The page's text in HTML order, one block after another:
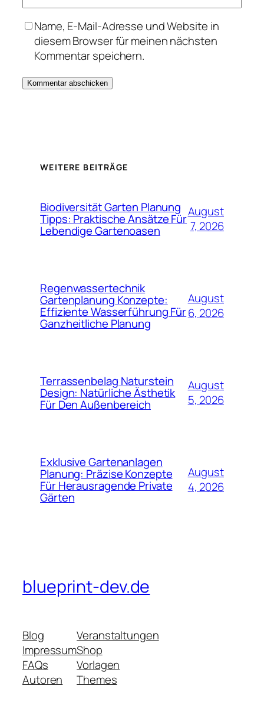
Name, E-Mail-Adresse und Website in
diesem Browser für meinen nächsten
Kommentar speichern.
WEITERE BEITRÄGE
Biodiversität Garten Planung
Tipps: Praktische Ansätze Für
Lebendige Gartenoasen
August
7, 2026
Regenwassertechnik
Gartenplanung Konzepte:
Effiziente Wasserführung Für
Ganzheitliche Planung
August
6, 2026
Terrassenbelag Naturstein
Design: Natürliche Ästhetik
Für Den Außenbereich
August
5, 2026
Exklusive Gartenanlagen
Planung: Präzise Konzepte
Für Herausragende Private
Gärten
August
4, 2026
blueprint-dev.de
Blog
Impressum
FAQs
Autoren
Veranstaltungen
Shop
Vorlagen
Themes